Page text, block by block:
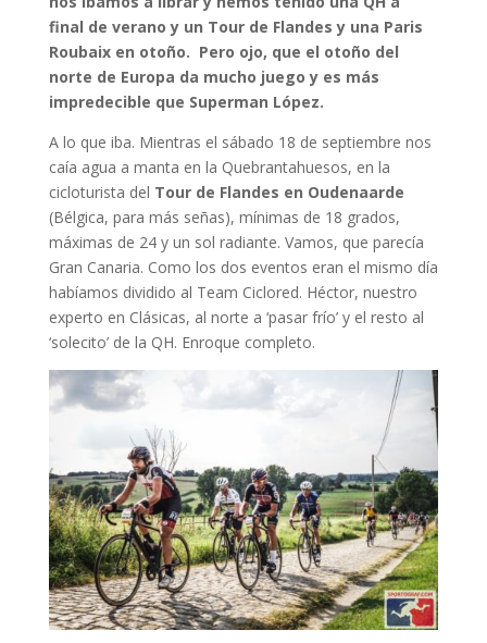
final de verano y un Tour de Flandes y una Paris
Roubaix en otoño. Pero ojo, que el otoño del
norte de Europa da mucho juego y es más
impredecible que Superman López.
A lo que iba. Mientras el sábado 18 de septiembre nos
caía agua a manta en la Quebrantahuesos, en la
cicloturista del Tour de Flandes en Oudenaarde
(Bélgica, para más señas), mínimas de 18 grados,
máximas de 24 y un sol radiante. Vamos, que parecía
Gran Canaria. Como los dos eventos eran el mismo día
habíamos dividido al Team Ciclored. Héctor, nuestro
experto en Clásicas, al norte a ‘pasar frío’ y el resto al
‘solecito’ de la QH. Enroque completo.